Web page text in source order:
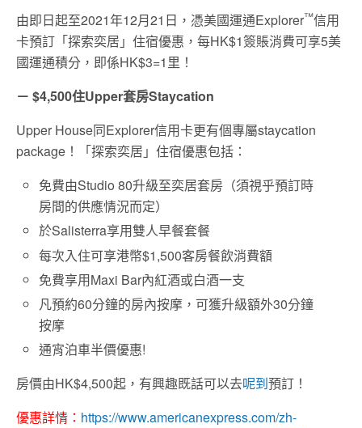
由即日起至2021年12月21日，憑美國運通Explorer™信用
卡預訂「探索奕居」住宿優惠，每HK$1簽賬消費可享5美
國運通積分，即係HK$3=1里！
－ $4,500住Upper套房Staycation
Upper House同Explorer信用卡更有個專屬staycation
package！「探索奕居」住宿優惠包括：
免費由Studio 80升級至奕居套房（須視乎預訂時
房間的供應情況而定）
於Salisterra享用雙人早餐套餐
每次入住可享港幣$1,500客房餐飲消費額
免費享用Maxi Bar內紅酒或白酒一支
凡預約60分鐘的房內按摩，可獲升級額外30分鐘
按摩
通宵泊車半價優惠!
房價由HK$4,500起，有興趣既話可以去呢到預訂！
優惠詳情： https://www.americanexpress.com/zh-